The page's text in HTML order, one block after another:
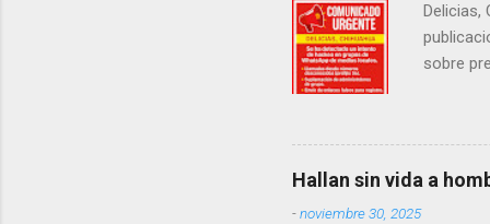
Delicias,
sobre
la
Hallan sin vida a
-noviembre 30, 2025